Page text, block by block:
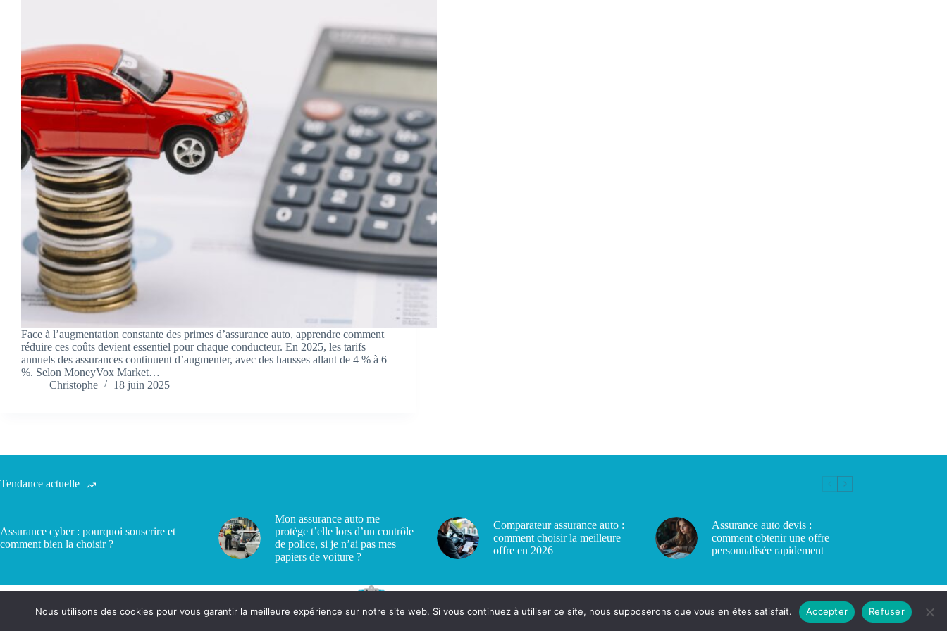
Face à l’augmentation constante des primes d’assurance auto, apprendre comment
réduire ces coûts devient essentiel pour chaque conducteur. En 2025, les tarifs
annuels des assurances continuent d’augmenter, avec des hausses allant de 4 % à 6
%. Selon MoneyVox Market…
Christophe
18 juin 2025
Tendance actuelle
Assurance cyber : pourquoi souscrire et
comment bien la choisir ?
Mon assurance auto me
protège t’elle lors d’un contrôle
de police, si je n’ai pas mes
papiers de voiture ?
Comparateur assurance auto :
comment choisir la meilleure
offre en 2026
Assurance auto devis :
comment obtenir une offre
personnalisée rapidement
Copyright © 2026 - cc-ba.com
Nous utilisons des cookies pour vous garantir la meilleure expérience sur notre site web. Si vous continuez à utiliser ce site, nous supposerons que vous en êtes satisfait. Accepter Refuser